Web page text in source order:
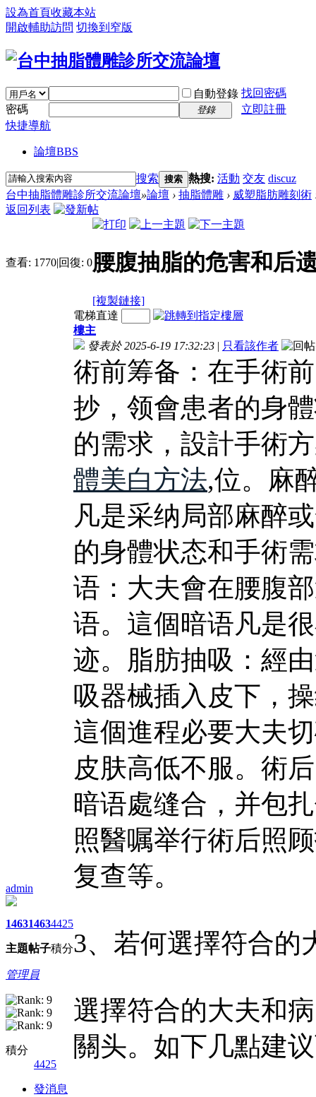
設為首頁收藏本站
開啟輔助訪問 切換到窄版
自動登錄 找回密碼
密碼
登錄
立即註冊
快捷導航
論壇BBS
搜索 搜索 熱搜: 活動 交友 discuz
台中抽脂體雕診所交流論壇»論壇 › 抽脂體雕 › 威塑脂肪雕刻術
返回列表
查看: 1770|回復: 0腰腹抽脂的危害和后
[複製鏈接]
admin
1463
主題
1463
帖子
4425
積分
管理員
積分
4425
發消息
電梯直達
樓主
發表於 2025-6-19 17:32:23 | 只看該作者
術前筹备：在手術
抄，领會患者的身
的需求，設計手術
體美白方法,位。麻
凡是采纳局部麻醉
的身體状态和手術
语：大夫會在腰腹
语。這個暗语凡是
迹。脂肪抽吸：經
吸器械插入皮下，
這個進程必要大夫
皮肤高低不服。術
暗语處缝合，并包
照醫嘱举行術后照
复查等。
3、若何選擇符合的
選擇符合的大夫和
關头。如下几點建